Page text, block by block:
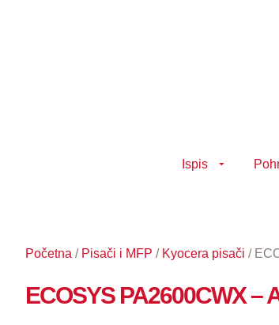
Ispis
Početna / Pisači i MFP / Kyocera pisači /
ECOSYS PA2600CWX –